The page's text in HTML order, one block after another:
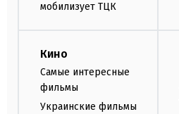
мобилизует ТЦК
Кино
Самые интересные
фильмы
Украинские фильмы